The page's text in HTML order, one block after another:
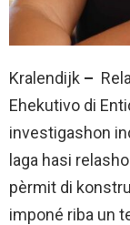
Kralendijk –
Ehekutivo di
investigashon
laga hasi
pèrmit di
imponé riba un